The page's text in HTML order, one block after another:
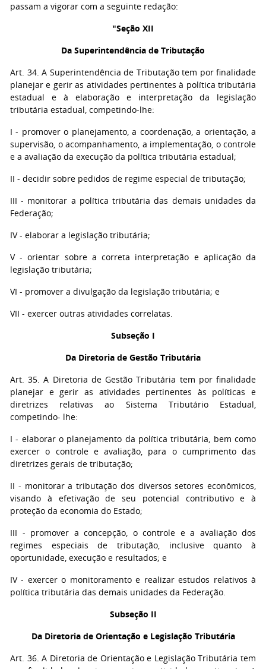
passam a vigorar com a seguinte redação:
"Seção XII
Da Superintendência de Tributação
Art. 34. A Superintendência de Tributação tem por finalidade
planejar e gerir as atividades pertinentes à política tributária
estadual e à elaboração e interpretação da legislação
tributária estadual, competindo-lhe:
I - promover o planejamento, a coordenação, a orientação, a
supervisão, o acompanhamento, a implementação, o controle
e a avaliação da execução da política tributária estadual;
II - decidir sobre pedidos de regime especial de tributação;
III - monitorar a política tributária das demais unidades da
Federação;
IV - elaborar a legislação tributária;
V - orientar sobre a correta interpretação e aplicação da
legislação tributária;
VI - promover a divulgação da legislação tributária; e
VII - exercer outras atividades correlatas.
Subseção I
Da Diretoria de Gestão Tributária
Art. 35. A Diretoria de Gestão Tributária tem por finalidade
planejar e gerir as atividades pertinentes às políticas e
diretrizes relativas ao Sistema Tributário Estadual,
competindo- lhe:
I - elaborar o planejamento da política tributária, bem como
exercer o controle e avaliação, para o cumprimento das
diretrizes gerais de tributação;
II - monitorar a tributação dos diversos setores econômicos,
visando à efetivação de seu potencial contributivo e à
proteção da economia do Estado;
III - promover a concepção, o controle e a avaliação dos
regimes especiais de tributação, inclusive quanto à
oportunidade, execução e resultados; e
IV - exercer o monitoramento e realizar estudos relativos à
política tributária das demais unidades da Federação.
Subseção II
Da Diretoria de Orientação e Legislação Tributária
Art. 36. A Diretoria de Orientação e Legislação Tributária tem